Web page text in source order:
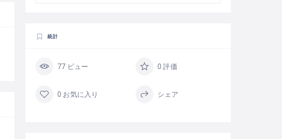
統計
77 ビュー 0 評価
0 お気に入り シェア